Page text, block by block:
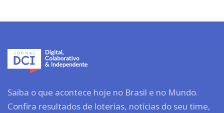
Saiba o que acontece hoje no Brasil e no Mundo.
Confira resultados de loterias, notícias do seu time,